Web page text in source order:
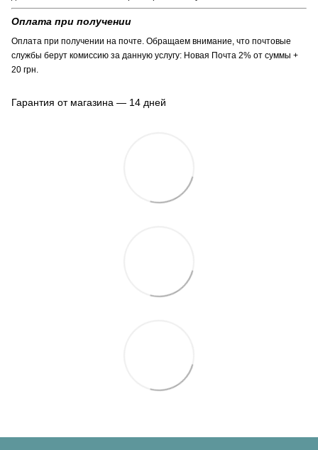
Оплата при получении
Оплата при получении на почте. Обращаем внимание, что почтовые
службы берут комиссию за данную услугу: Новая Почта 2% от суммы +
20 грн.
Гарантия от магазина — 14 дней